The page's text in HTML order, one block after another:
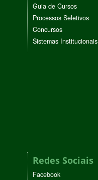
Guia de Cursos
Processos Seletivos
Concursos
Sistemas Institucionais
Redes Sociais
Facebook